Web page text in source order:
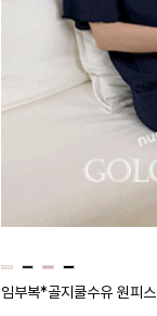
임부복*골지쿨수유 원피스